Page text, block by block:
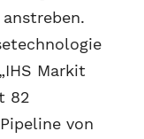
Markit
82
von